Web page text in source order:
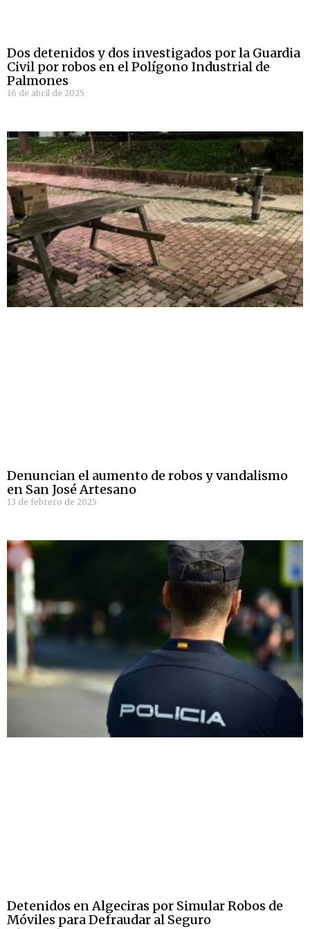
Dos detenidos y dos investigados por la Guardia
Civil por robos en el Polígono Industrial de
Palmones
16 de abril de 2025
Denuncian el aumento de robos y vandalismo
en San José Artesano
13 de febrero de 2025
Detenidos en Algeciras por Simular Robos de
Móviles para Defraudar al Seguro